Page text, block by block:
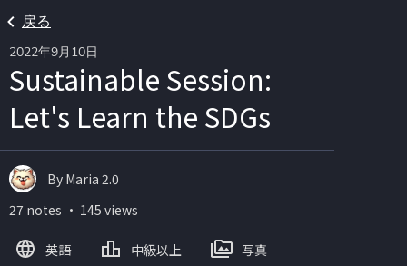
戻る
2022年9月10日
Sustainable Session:
Let's Learn the SDGs
By Maria 2.0
27 notes ・ 145 views
英語 中級以上 写真